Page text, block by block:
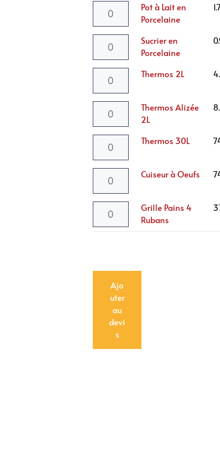
Pot à Lait en
Porcelaine
Sucrier en
Porcelaine
Thermos 2L
Thermos Alizée
2L
Thermos 30L
Cuiseur à Oeufs
Grille Pains 4
Rubans
Ajo
uter
au
devi
s